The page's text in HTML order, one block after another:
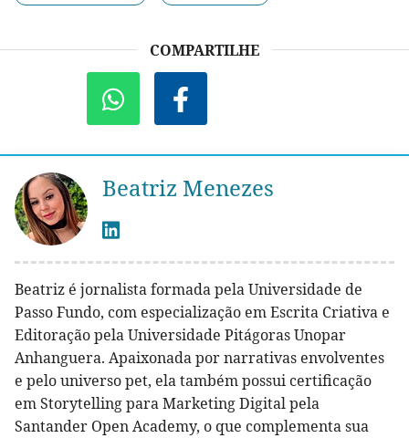
COMPARTILHE
Beatriz Menezes
Beatriz é jornalista formada pela Universidade de
Passo Fundo, com especialização em Escrita Criativa e
Editoração pela Universidade Pitágoras Unopar
Anhanguera. Apaixonada por narrativas envolventes
e pelo universo pet, ela também possui certificação
em Storytelling para Marketing Digital pela
Santander Open Academy, o que complementa sua